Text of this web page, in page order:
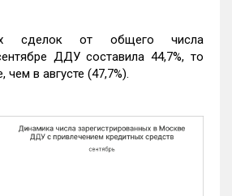
сделок от общего числа
ДДУ составила 44,7%, то
чем в августе (47,7%).